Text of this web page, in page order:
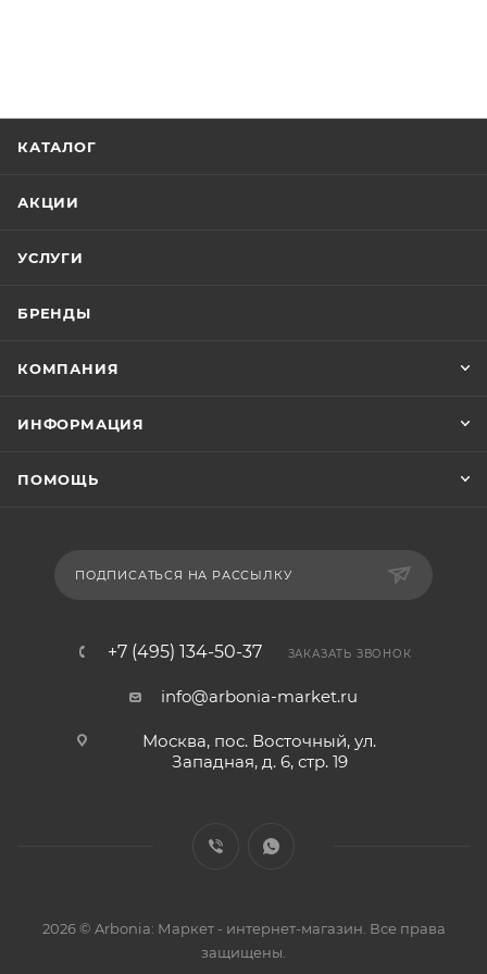
КАТАЛОГ
АКЦИИ
УСЛУГИ
БРЕНДЫ
КОМПАНИЯ
ИНФОРМАЦИЯ
ПОМОЩЬ
ПОДПИСАТЬСЯ НА РАССЫЛКУ
+7 (495) 134-50-37 ЗАКАЗАТЬ ЗВОНОК
info@arbonia-market.ru
Москва, пос. Восточный, ул.
Западная, д. 6, стр. 19
2026 © Arbonia: Маркет - интернет-магазин. Все права
защищены.